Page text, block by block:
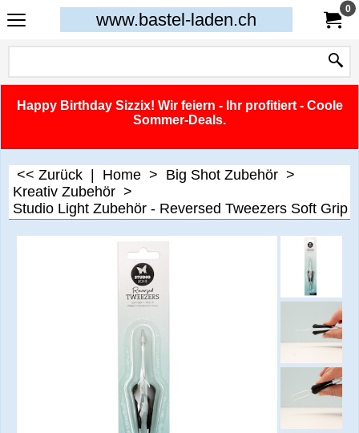
www.bastel-laden.ch
0
Happy Birthday Sizzix! Wir feiern - Ihr profitiert - Coole
Sommer-Deals.
<< Zurück Home > Big Shot Zubehör >
Kreativ Zubehör >
Studio Light Zubehör - Reversed Tweezers Soft Grip